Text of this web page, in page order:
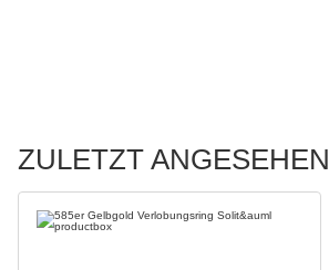
ZULETZT ANGESEHEN